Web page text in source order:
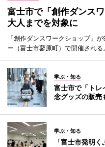
富士市で「創作ダンス
大人までを対象に
「創作ダンスワークショップ」
ー（富士市蓼原町）で開催される。
学ぶ・知る
富士市で「トレ
念グッズの販売
学ぶ・知る
「富士市発明